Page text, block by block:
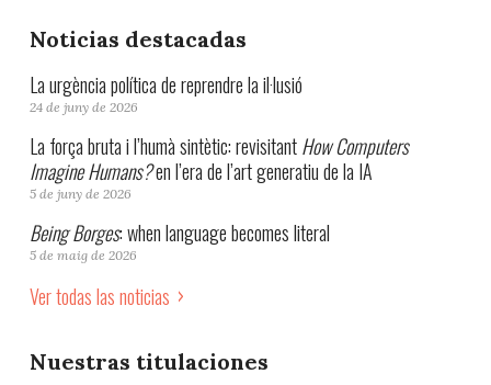
Noticias destacadas
La urgència política de reprendre la il·lusió
24 de juny de 2026
La força bruta i l’humà sintètic: revisitantHow Computers
Imagine Humans?en l’era de l’art generatiu de la IA
5 de juny de 2026
Being Borges: when language becomes literal
5 de maig de 2026
Ver todas las noticias
Nuestras titulaciones